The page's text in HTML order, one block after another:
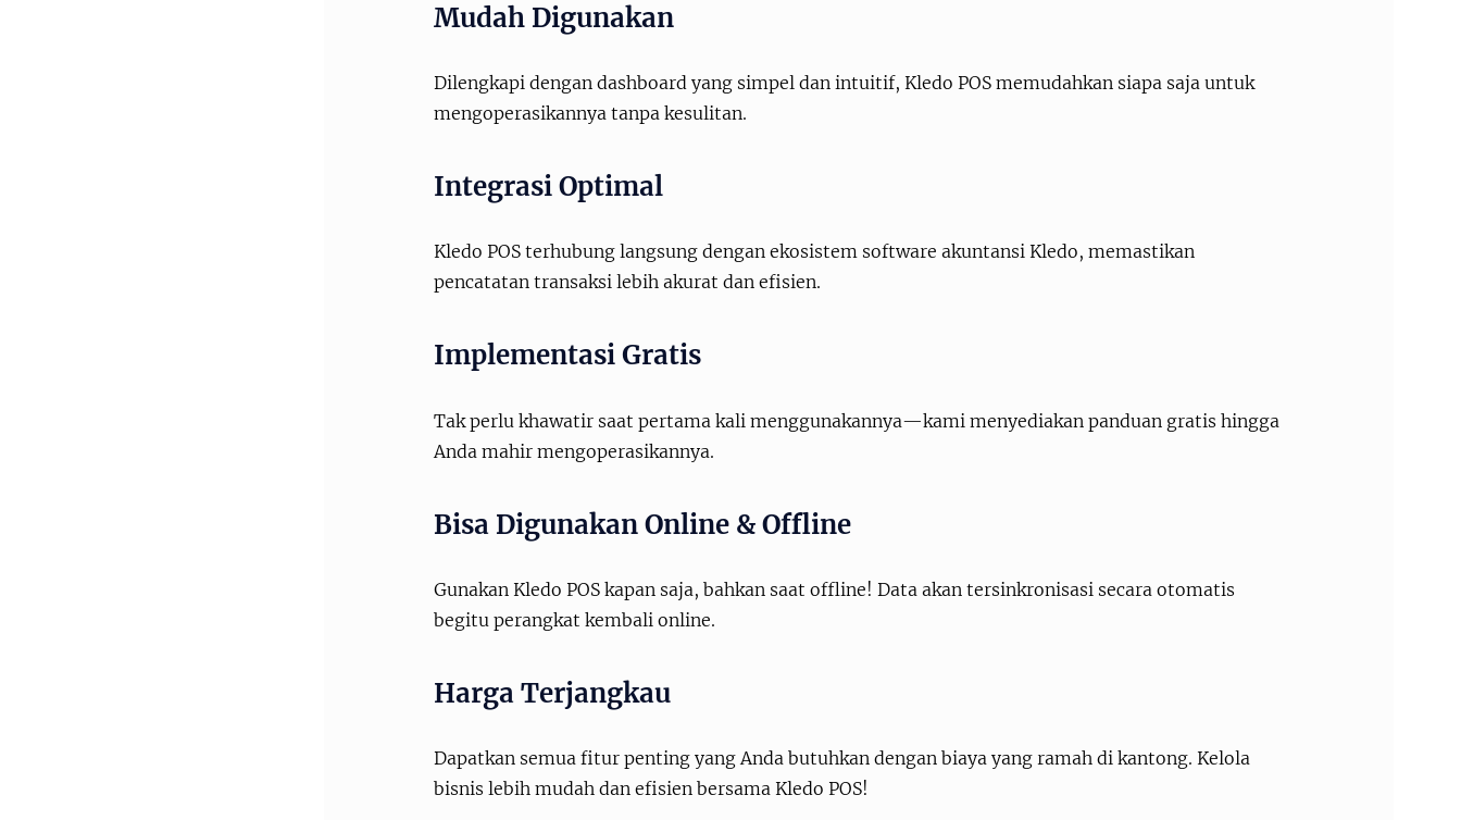
Mudah Digunakan
Dilengkapi dengan dashboard yang simpel dan intuitif, Kledo POS memudahkan siapa saja untuk
mengoperasikannya tanpa kesulitan.
Integrasi Optimal
Kledo POS terhubung langsung dengan ekosistem software akuntansi Kledo, memastikan
pencatatan transaksi lebih akurat dan efisien.
Implementasi Gratis
Tak perlu khawatir saat pertama kali menggunakannya—kami menyediakan panduan gratis hingga
Anda mahir mengoperasikannya.
Bisa Digunakan Online & Offline
Gunakan Kledo POS kapan saja, bahkan saat offline! Data akan tersinkronisasi secara otomatis
begitu perangkat kembali online.
Harga Terjangkau
Dapatkan semua fitur penting yang Anda butuhkan dengan biaya yang ramah di kantong. Kelola
bisnis lebih mudah dan efisien bersama Kledo POS!